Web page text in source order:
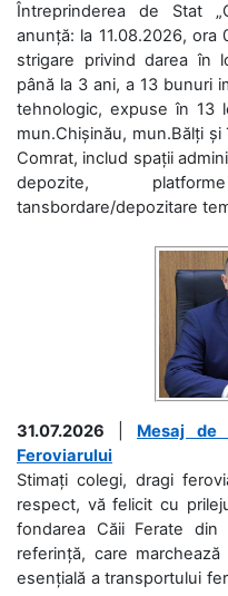
Întreprinderea de Stat
anunță: la 11.08.2026, ora
strigare privind darea în
până la 3 ani, a 13 bunuri
tehnologic, expuse în 13
mun.Chișinău, mun.Bălți
Comrat, includ spații
depozite,
tansbordare/depozitare
31.07.2026
Mesaj
Feroviarului
Stimați colegi, dragi
respect, vă felicit cu
fondarea Căii Ferate
referință, care
esențială a transportului